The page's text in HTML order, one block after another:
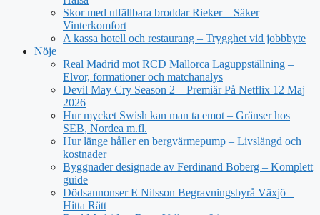
Skor med utfällbara broddar Rieker – Säker
Vinterkomfort
A kassa hotell och restaurang – Trygghet vid jobbbyte
Nöje
Real Madrid mot RCD Mallorca Laguppställning –
Elvor, formationer och matchanalys
Devil May Cry Season 2 – Premiär På Netflix 12 Maj
2026
Hur mycket Swish kan man ta emot – Gränser hos
SEB, Nordea m.fl.
Hur länge håller en bergvärmepump – Livslängd och
kostnader
Byggnader designade av Ferdinand Boberg – Komplett
guide
Dödsannonser E Nilsson Begravningsbyrå Växjö –
Hitta Rätt